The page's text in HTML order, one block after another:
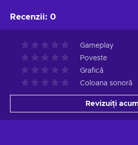
Recenzii: 0
Gameplay
Poveste
Grafică
Coloana sonoră
Revizuiți acum